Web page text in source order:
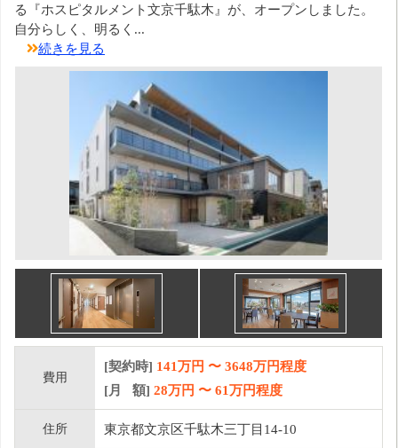
る『ホスピタルメント文京千駄木』が、オープンしました。
自分らしく、明るく...
続きを見る
費用
[契約時] 141万円 〜 3648万円程度
[月 額] 28万円 〜 61万円程度
住所 東京都文京区千駄木三丁目14-10